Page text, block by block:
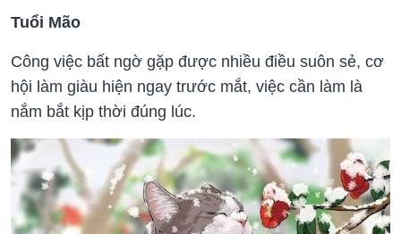
Tuổi Mão
Công việc bất ngờ gặp được nhiều điều suôn sẻ, cơ
hội làm giàu hiện ngay trước mắt, việc cần làm là
nắm bắt kịp thời đúng lúc.